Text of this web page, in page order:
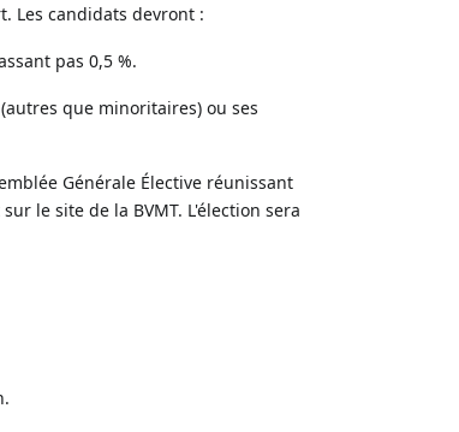
Les candidats devront :
pas 0,5 %.
que minoritaires) ou ses
Générale Élective réunissant
le site de la BVMT. L'élection sera